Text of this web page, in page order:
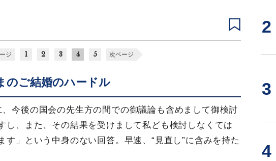
ジ 1 2 3 4 5 次ページ
のご結婚のハードル
今後の国会の先生方の間での御議論も含めまして御検討
し、また、その結果を受けまして私ども検討しなくては
す」という中身のない回答。早速、“見直し”に含みを持た